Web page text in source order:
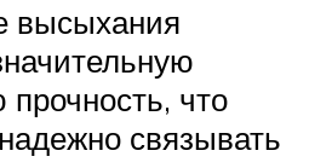
высыхания
что
связывать